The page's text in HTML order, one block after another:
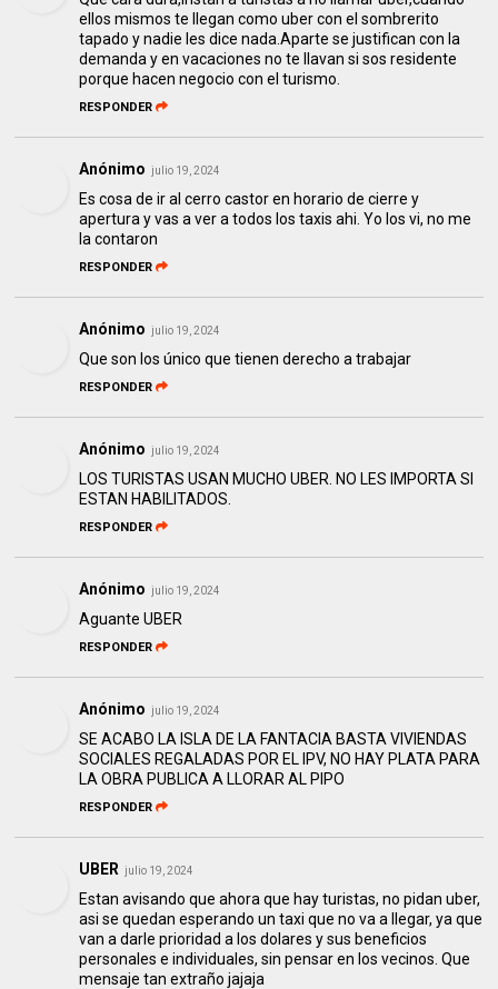
ellos mismos te llegan como uber con el sombrerito
tapado y nadie les dice nada.Aparte se justifican con la
demanda y en vacaciones no te llavan si sos residente
porque hacen negocio con el turismo.
RESPONDER
Anónimo julio 19, 2024
Es cosa de ir al cerro castor en horario de cierre y
apertura y vas a ver a todos los taxis ahi. Yo los vi, no me
la contaron
RESPONDER
Anónimo julio 19, 2024
Que son los único que tienen derecho a trabajar
RESPONDER
Anónimo julio 19, 2024
LOS TURISTAS USAN MUCHO UBER. NO LES IMPORTA SI
ESTAN HABILITADOS.
RESPONDER
Anónimo julio 19, 2024
Aguante UBER
RESPONDER
Anónimo julio 19, 2024
SE ACABO LA ISLA DE LA FANTACIA BASTA VIVIENDAS
SOCIALES REGALADAS POR EL IPV, NO HAY PLATA PARA
LA OBRA PUBLICA A LLORAR AL PIPO
RESPONDER
UBER julio 19, 2024
Estan avisando que ahora que hay turistas, no pidan uber,
asi se quedan esperando un taxi que no va a llegar, ya que
van a darle prioridad a los dolares y sus beneficios
personales e individuales, sin pensar en los vecinos. Que
mensaje tan extraño jajaja